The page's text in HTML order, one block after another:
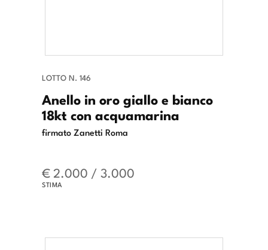
LOTTO N. 146
Anello in oro giallo e bianco
18kt con acquamarina
firmato Zanetti Roma
€ 2.000 / 3.000
STIMA